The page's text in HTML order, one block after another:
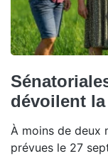
dévoilent
À moins de deux
prévues le 27